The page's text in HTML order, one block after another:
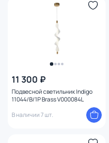
11 300 ₽
Подвесной светильник Indigo
11044/B/1P Brass V000084L
В наличии 7 шт.